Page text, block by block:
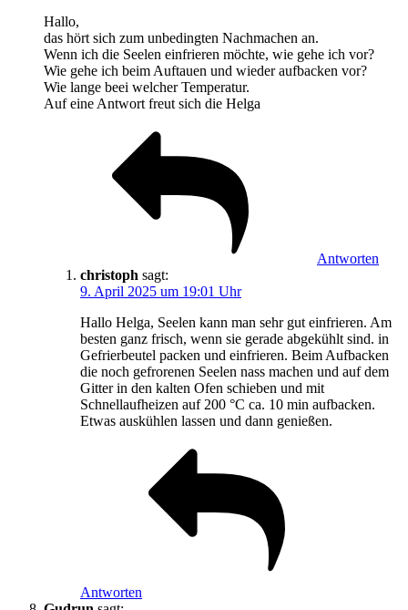
Hallo,
das hört sich zum unbedingten Nachmachen an.
Wenn ich die Seelen einfrieren möchte, wie gehe ich vor?
Wie gehe ich beim Auftauen und wieder aufbacken vor?
Wie lange beei welcher Temperatur.
Auf eine Antwort freut sich die Helga
Antworten
christoph sagt:
9. April 2025 um 19:01 Uhr
Hallo Helga, Seelen kann man sehr gut einfrieren. Am
besten ganz frisch, wenn sie gerade abgekühlt sind. in
Gefrierbeutel packen und einfrieren. Beim Aufbacken
die noch gefrorenen Seelen nass machen und auf dem
Gitter in den kalten Ofen schieben und mit
Schnellaufheizen auf 200 °C ca. 10 min aufbacken.
Etwas auskühlen lassen und dann genießen.
Antworten